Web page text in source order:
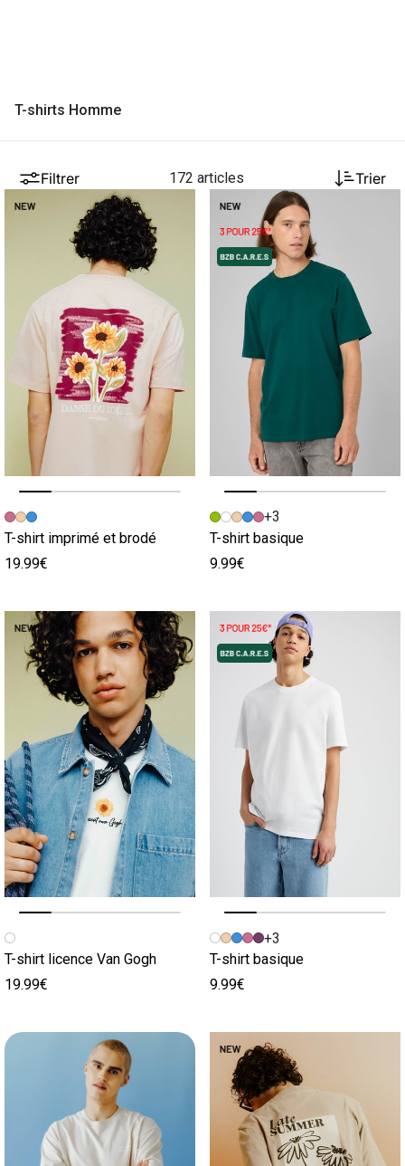
T-shirts Homme
Filtrer 172 articles Trier
Image précédente
Image suivante
T-shirt imprimé et brodé
19.99€
Image précédente
Image suivante
+3
T-shirt basique
9.99€
Image précédente
Image suivante
T-shirt licence Van Gogh
19.99€
Image précédente
Image suivante
+3
T-shirt basique
9.99€